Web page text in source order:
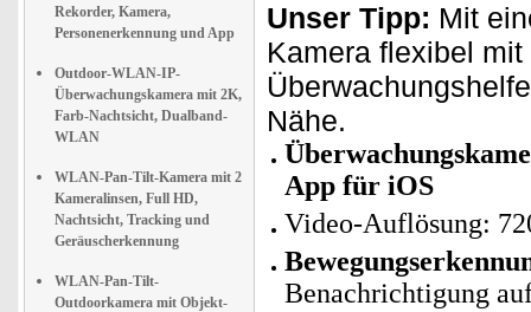
Rekorder, Kamera,
Personenerkennung und App
Outdoor-WLAN-IP-
Überwachungskamera mit 2K,
Farb-Nachtsicht, Dualband-
WLAN
WLAN-Pan-Tilt-Kamera mit 2
Kameralinsen, Full HD,
Nachtsicht, Tracking und
Geräuscherkennung
WLAN-Pan-Tilt-
Outdoorkamera mit Objekt-
Unser Tipp: Mit
Kamera flexibel
Nähe.
App für iOS
Video-Auflösung:
Benachrichtigung